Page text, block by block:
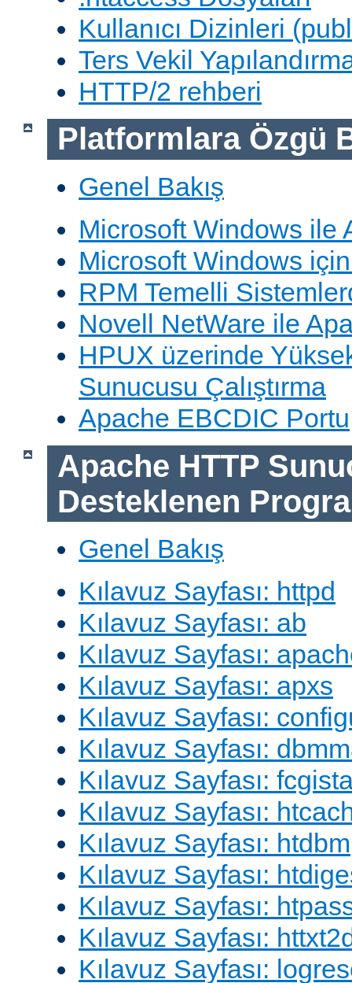
Kullanıcı Dizinleri
Ters Vekil
HTTP/2 rehberi
Platformlara Özgü
Genel Bakış
Microsoft Windows ile
Microsoft Windows
RPM Temelli
Novell NetWare ile
HPUX üzerinde
Sunucusu Çalıştırma
Apache EBCDIC Portu
Apache HTTP
Desteklenen
Genel Bakış
Kılavuz Sayfası: httpd
Kılavuz Sayfası: ab
Kılavuz Sayfası:
Kılavuz Sayfası: apxs
Kılavuz Sayfası:
Kılavuz Sayfası:
Kılavuz Sayfası:
Kılavuz Sayfası:
Kılavuz Sayfası: htdbm
Kılavuz Sayfası:
Kılavuz Sayfası:
Kılavuz Sayfası:
Kılavuz Sayfası: